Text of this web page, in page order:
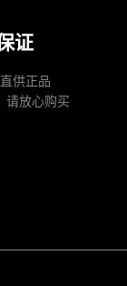
证
供正品
请放心购买